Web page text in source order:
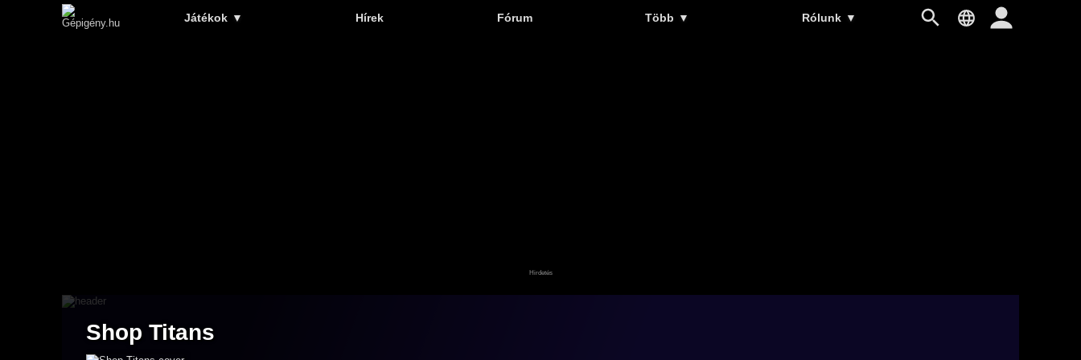
Játékok ▼ Hírek Fórum Több ▼ Rólunk ▼
Shop Titans